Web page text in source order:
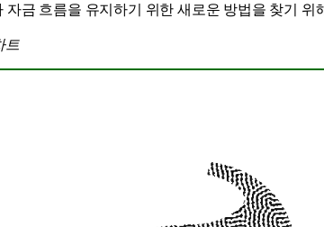
금 흐름을 유지하기 위한 새로운 방법을 찾기 위
트